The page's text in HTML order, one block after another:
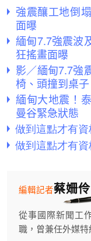
強震釀工地倒
面曝
緬甸7.7強震波
狂搖畫面曝
影／緬甸7.7強
椅、頭撞到桌子
緬甸大地震！
曼谷緊急狀態
蔡姍伶
編輯記者
從事國際新聞工
職，曾兼任外媒特